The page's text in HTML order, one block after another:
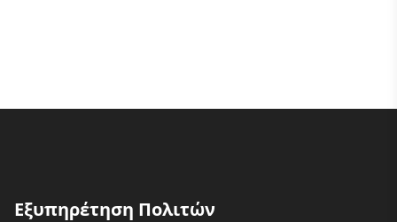
Εξυπηρέτηση Πολιτών